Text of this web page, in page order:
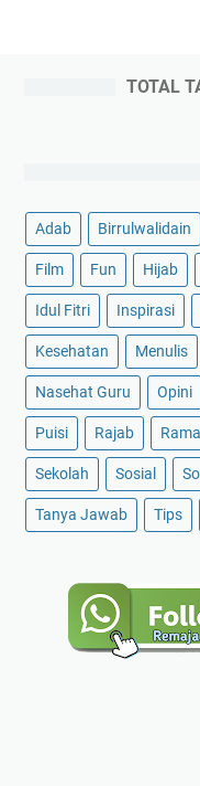
TOTAL
Adab Birrulwalidain
Film Fun Hijab
Idul Fitri Inspirasi
Kesehatan Menulis
Nasehat Guru Opini
Puisi Rajab
Sekolah Sosial
Tanya Jawab Tips